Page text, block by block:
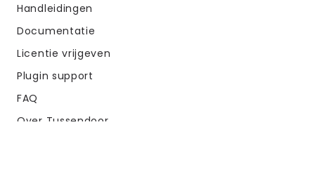
Handleidingen
Documentatie
Licentie vrijgeven
Plugin support
FAQ
Over Tussendoor